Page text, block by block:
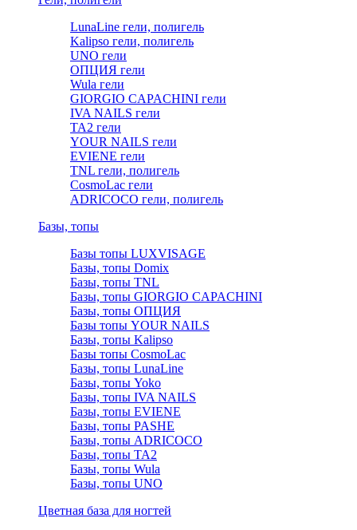
LunaLine гели, полигель
Kalipso гели, полигель
UNO гели
ОПЦИЯ гели
Wula гели
GIORGIO CAPACHINI гели
IVA NAILS гели
TA2 гели
YOUR NAILS гели
EVIENE гели
TNL гели, полигель
CosmoLac гели
ADRICOCO гели, полигель
Базы, топы
Базы топы LUXVISAGE
Базы, топы Domix
Базы, топы TNL
Базы, топы GIORGIO CAPACHINI
Базы, топы ОПЦИЯ
Базы топы YOUR NAILS
Базы, топы Kalipso
Базы топы CosmoLac
Базы, топы LunaLine
Базы, топы Yoko
Базы, топы IVA NAILS
Базы, топы EVIENE
Базы, топы PASHE
Базы, топы ADRICOCO
Базы, топы TA2
Базы, топы Wula
Базы, топы UNO
Цветная база для ногтей